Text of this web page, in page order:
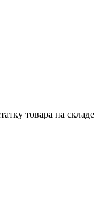
товара на складе